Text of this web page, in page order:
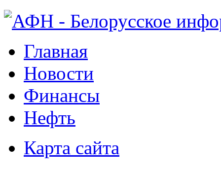
Главная
Новости
Финансы
Нефть
Карта сайта